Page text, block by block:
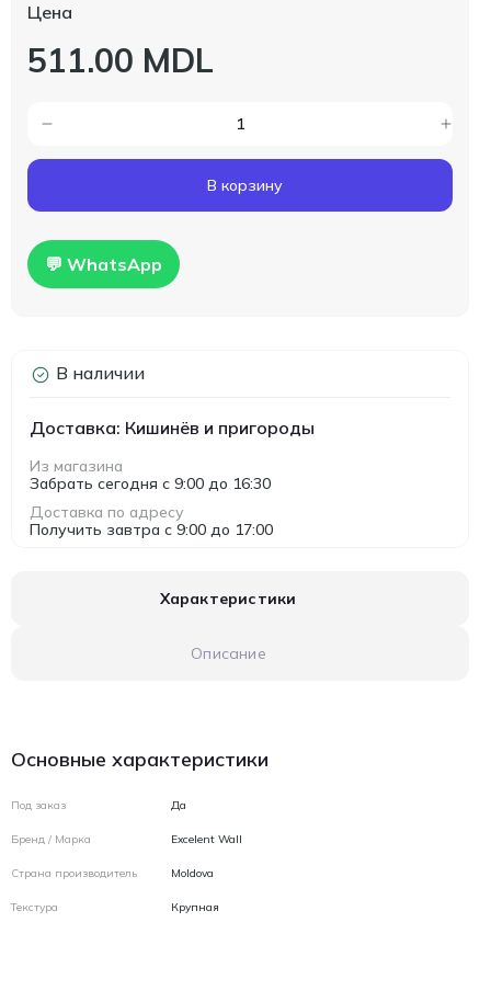
Цена
511.00 MDL
В корзину
💬 WhatsApp
В наличии
Доставка: Кишинёв и пригороды
Из магазина
Забрать сегодня с 9:00 до 16:30
Доставка по адресу
Получить завтра с 9:00 до 17:00
Характеристики
Описание
Основные характеристики
Под заказ Да
Бренд / Марка Excelent Wall
Страна производитель Moldova
Текстура Крупная